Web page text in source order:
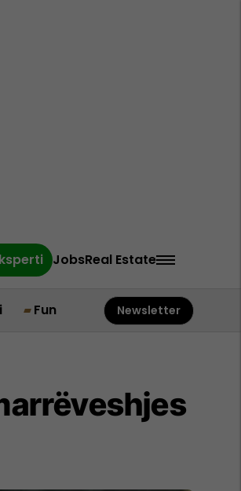
JobsReal Estate
Fun Newsletter